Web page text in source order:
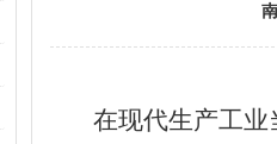
在现代生产工业